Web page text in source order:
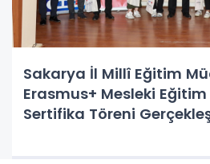
Sakarya İl Millî Eğitim
Erasmus+ Mesleki
Sertifika Töreni